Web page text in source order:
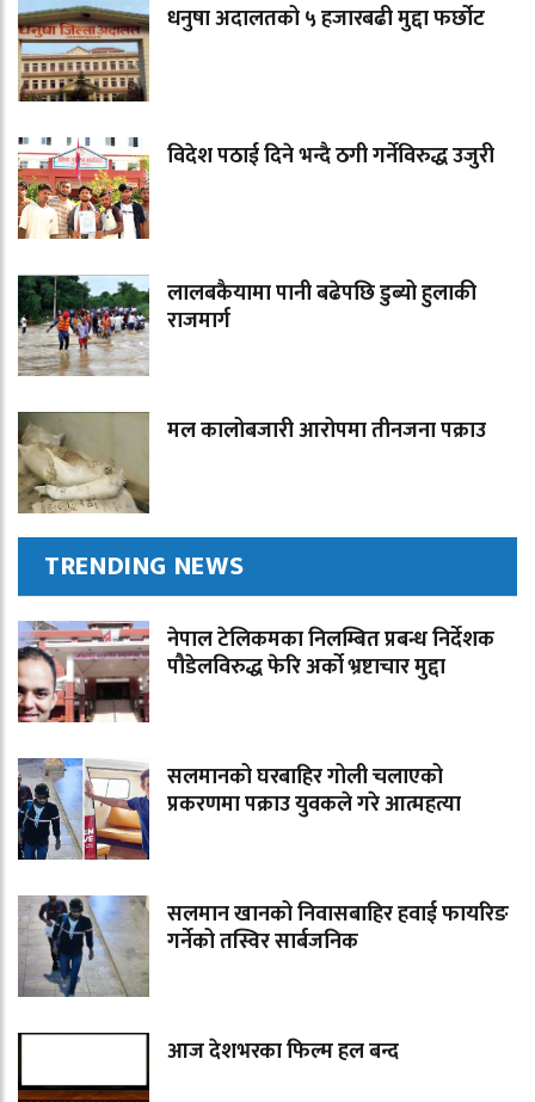
धनुषा अदालतको ५ हजारबढी मुद्दा फर्छोट
विदेश पठाई दिने भन्दै ठगी गर्नेविरुद्ध उजुरी
लालबकैयामा पानी बढेपछि डुब्यो हुलाकी
राजमार्ग
मल कालोबजारी आरोपमा तीनजना पक्राउ
TRENDING NEWS
नेपाल टेलिकमका निलम्बित प्रबन्ध निर्देशक
पौडेलविरुद्ध फेरि अर्को भ्रष्टाचार मुद्दा
सलमानको घरबाहिर गोली चलाएको
प्रकरणमा पक्राउ युवकले गरे आत्महत्या
सलमान खानको निवासबाहिर हवाई फायरिङ
गर्नेको तस्विर सार्बजनिक
आज देशभरका फिल्म हल बन्द